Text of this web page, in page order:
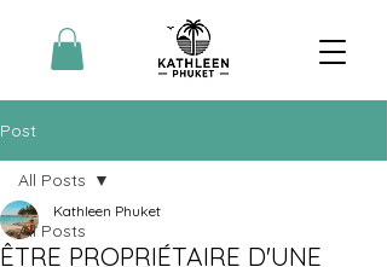
Post
All Posts
All Posts
ÊTRE PROPRIÉTAIRE D'UNE
Kathleen Phuket